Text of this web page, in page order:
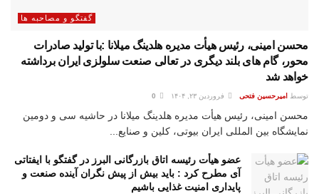
گفتگو و مصاحبه ها
محسن امینی، رئیس هیأت مدیره هلدینگ میلانا :با تولید صادرات
محور، گام های بلند دیگری در تعالی صنعت سلولزی ایران برداشته
خواهد شد
توسط امیرحسین فتحی فروردین ۲۳, ۱۴۰۴
محسن امینی، رئیس هیأت مدیره هلدینگ میلانا در حاشیه سی و دومین
نمایشگاه بین المللی ایران بیوتی، کلین و صنایع...
عضو هیأت رئیسه اتاق بازرگانی البرز در گفتگو با ایفتاتی
آی مطرح کرد : باید بیش از پیش نگران آینده صنعت و
پایداری امنیت غذایی باشیم